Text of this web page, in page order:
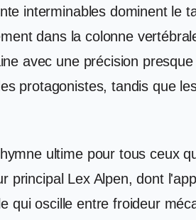
interminables dominent le
dans la colonne
avec une précision
protagonistes, tandis que
ultime pour tous ceux
Lex Alpen, dont
qui oscille entre froideur